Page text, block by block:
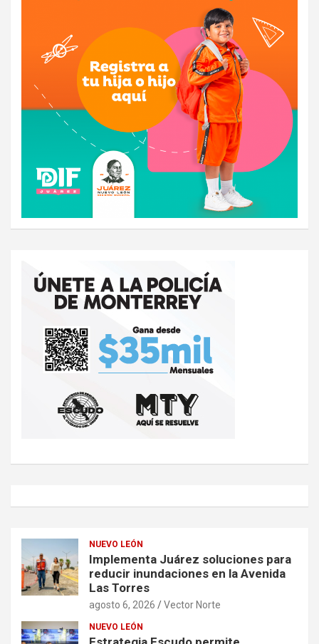
NUEVO LEÓN
Implementa Juárez soluciones para
reducir inundaciones en la Avenida
Las Torres
agosto 6, 2026 Vector Norte
NUEVO LEÓN